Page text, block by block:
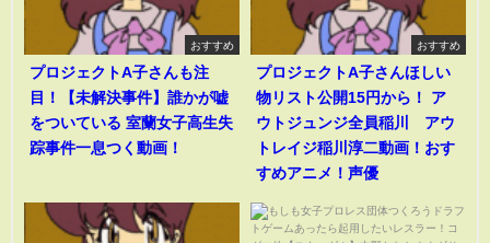
おすすめ
プロジェクトA子さんも注
目！【未解決事件】誰かが嘘
をついている 室蘭女子高生失
踪事件一息つく動画！
おすすめ
プロジェクトA子さんほしい
物リスト公開15円から！ ア
ウトジュンジ全員稲川 アウ
トレイジ稲川淳二動画！おす
すめアニメ！声優